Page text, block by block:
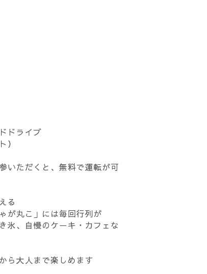
ドライブ
いただくと、無料で運転が可
る
が丸こ」には毎回行列が
氷、自慢のケーキ・カフェな
ら大人まで楽しめます